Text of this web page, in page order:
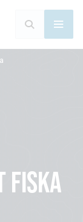
FISKA